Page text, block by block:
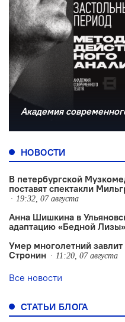
Академия
НОВОСТИ
В петербургской
поставят спектакли
19:32, 07 августа
Анна Шишкина в
адаптацию «Бедной Лизы»
Умер многолетний
Стронин
11:20, 07 августа
Все новости
СТАТЬИ БЛОГА